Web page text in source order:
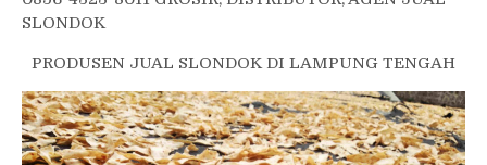
SLONDOK
PRODUSEN JUAL SLONDOK DI LAMPUNG TENGAH